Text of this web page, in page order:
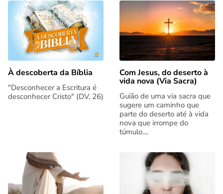
À descoberta da Bíblia
"Desconhecer a Escritura é
desconhecer Cristo" (DV, 26)
Com Jesus, do deserto à
vida nova (Via Sacra)
Guião de uma via sacra que
sugere um caminho que
parte do deserto até à vida
nova que irrompe do
túmulo....